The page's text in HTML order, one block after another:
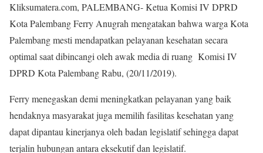
Kliksumatera.com, PALEMBANG- Ketua Komisi IV DPRD
Kota Palembang Ferry Anugrah mengatakan bahwa warga Kota
Palembang mesti mendapatkan pelayanan kesehatan secara
optimal saat dibincangi oleh awak media di ruang Komisi IV
DPRD Kota Palembang Rabu, (20/11/2019).
Ferry menegaskan demi meningkatkan pelayanan yang baik
hendaknya masyarakat juga memilih fasilitas kesehatan yang
dapat dipantau kinerjanya oleh badan legislatif sehingga dapat
terjalin hubungan antara eksekutif dan legislatif.